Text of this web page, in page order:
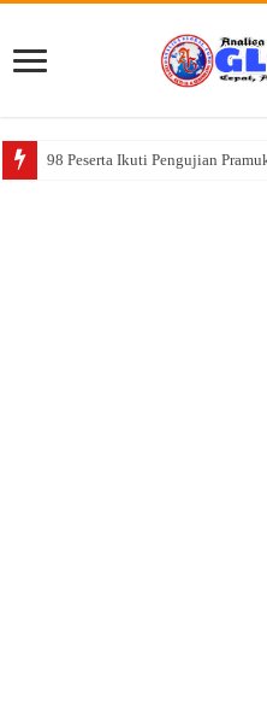
98 Peserta Ikuti Pengujian